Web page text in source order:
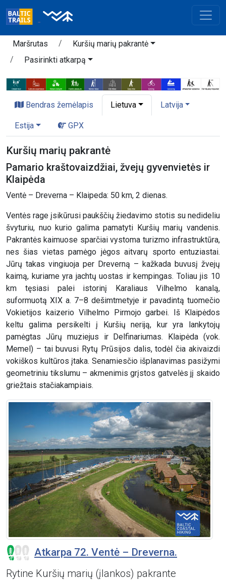
Maršrutas
Kuršių marių pakrantė
Pasirinkti atkarpą
Bendras žemėlapis Lietuva Latvija
Estija GPX
Kuršių marių pakrantė
Pamario kraštovaizdžiai, žvejų gyvenvietės ir
Klaipėda
Ventė – Dreverna – Klaipeda: 50 km, 2 dienas.
Ventės rage įsikūrusi paukščių žiedavimo stotis su nedideliu
švyturiu, nuo kurio galima pamatyti Kuršių marių vandenis.
Pakrantės kaimuose sparčiai vystoma turizmo infrastruktūra,
nes šias vietas pamėgo jėgos aitvarų sporto entuziastai.
Jūrų takas vingiuoja per Dreverną – kažkada buvusį žvejų
kaimą, kuriame yra jachtų uostas ir kempingas. Toliau jis 10
km tęsiasi palei istorinį Karaliaus Vilhelmo kanalą,
suformuotą XIX a. 7–8 dešimtmetyje ir pavadintą tuomečio
Vokietijos kaizerio Vilhelmo Pirmojo garbei. Iš Klaipėdos
keltu galima persikelti į Kuršių neriją, kur yra lankytojų
pamėgtas Jūrų muziejus ir Delfinariumas. Klaipėda (vok.
Memel) – tai buvusi Rytų Prūsijos dalis, todėl čia akivaizdi
vokiškos kultūros įtaka. Senamiesčio išplanavimas pasižymi
geometriniu tikslumu – akmenimis grįstos gatvelės jį skaido
griežtais stačiakampiais.
Atkarpa 72. Ventė – Dreverna.
Rytine Kuršių marių (įlankos) pakrante